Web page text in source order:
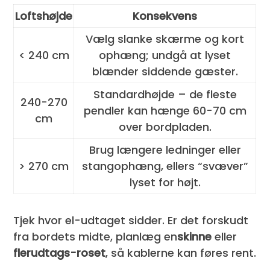
Loftshøjde Konsekvens
< 240 cm
Vælg slanke skærme og kort
ophæng; undgå at lyset
blænder siddende gæster.
240-270
cm
Standardhøjde – de fleste
pendler kan hænge 60-70 cm
over bordpladen.
> 270 cm
Brug længere ledninger eller
stangophæng, ellers “svæver”
lyset for højt.
Tjek hvor el-udtaget sidder. Er det forskudt
fra bordets midte, planlæg enskinne eller
flerudtags-roset, så kablerne kan føres rent.